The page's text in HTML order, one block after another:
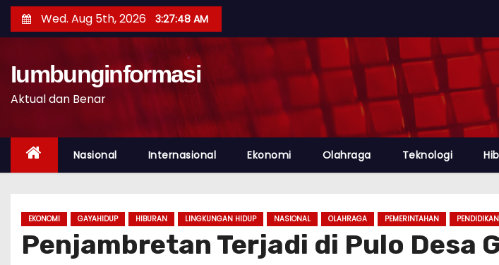
Wed. Aug 5th, 2026 3:27:49 AM
Iumbunginformasi
Aktual dan Benar
Nasional Internasional Ekonomi Olahraga Teknologi
EKONOMI GAYAHIDUP HIBURAN LINGKUNGAN HIDUP NASIONAL OLAHRAGA PEMERINTAHAN PENDIDIKAN
Penjambretan Terjadi di Pulo Desa